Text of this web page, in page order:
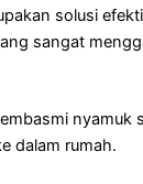
solusi
sangat
nyamuk
dalam rumah.